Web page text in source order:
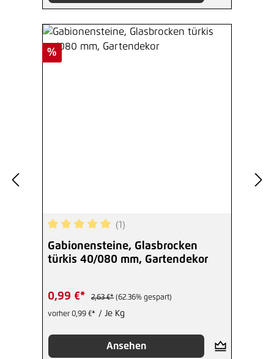
Rabatt
%
Durchschnittliche Bewertung von 5 von 5
(1)
Gabionensteine, Glasbrocken
türkis 40/080 mm, Gartendekor
0,99 €* 2,63 €* (62.36% gespart)
vorher 0,99 €* / Je Kg
Ansehen